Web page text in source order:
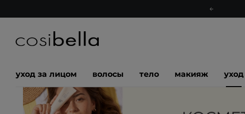
уход за лицом волосы тело макияж уход